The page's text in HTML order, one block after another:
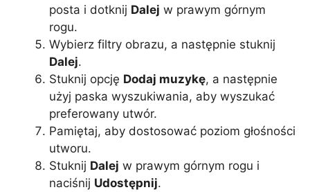
posta i dotknij Dalej w prawym górnym
rogu.
Wybierz filtry obrazu, a następnie stuknij
Dalej.
Stuknij opcję Dodaj muzykę, a następnie
użyj paska wyszukiwania, aby wyszukać
preferowany utwór.
Pamiętaj, aby dostosować poziom głośności
utworu.
Stuknij Dalej w prawym górnym rogu i
naciśnij Udostępnij.